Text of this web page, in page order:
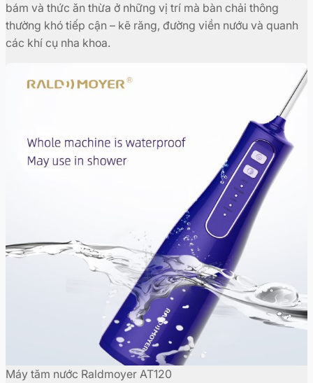
bám và thức ăn thừa ở những vị trí mà bàn chải thông
thường khó tiếp cận – kẽ răng, đường viền nướu và quanh
các khí cụ nha khoa.
Máy tăm nước Raldmoyer AT120